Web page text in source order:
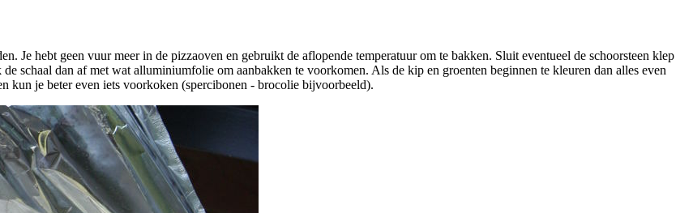
Je hebt geen vuur meer in de pizzaoven en gebruikt de aflopende temperatuur om te bakken. Sluit eventueel de schoorsteen klep
schaal dan af met wat alluminiumfolie om aanbakken te voorkomen. Als de kip en groenten beginnen te kleuren dan alles even
kun je beter even iets voorkoken (spercibonen - brocolie bijvoorbeeld).